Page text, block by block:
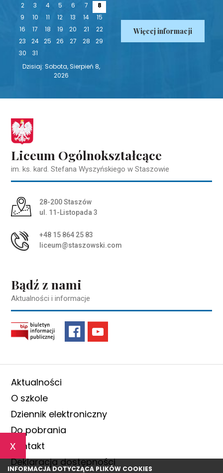
x
INFORMACJA DOTYCZĄCA PLIKÓW COOKIES
2
3 4 5 6 7
8
9
10 11 12 13 14
15
16
17 18 19 20 21
22
23
24 25 26 27 28
29
30
31
Dzisiaj: Sobota, Sierpień 8,
2026
Więcej informacji
Liceum Ogólnokształcące
im. ks. kard. Stefana Wyszyńskiego w Staszowie
Adres pocztowy:
28-200 Staszów
ul. 11-Listopada 3
+48 15 864 25 83
liceum@staszowski.com
Bądź z nami
Aktualności i informacje
Aktualności
O szkole
Dziennik elektroniczny
Do pobrania
Kontakt
Deklaracja dostępności